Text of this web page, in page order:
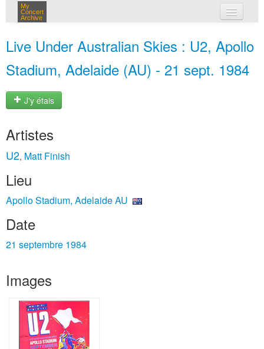
My
Concert
Archive
Live Under Australian Skies : U2, Apollo
Stadium, Adelaide (AU) - 21 sept. 1984
J'y étais
Artistes
U2, Matt Finish
Lieu
Apollo Stadium, Adelaide AU
Date
21 septembre 1984
Images